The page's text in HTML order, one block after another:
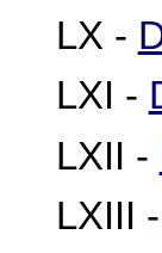
LX -
LXI -
LXII -
LXIII -